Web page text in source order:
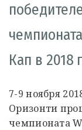
Кап в 2018
7-9 ноября
Оризонти
чемпионата